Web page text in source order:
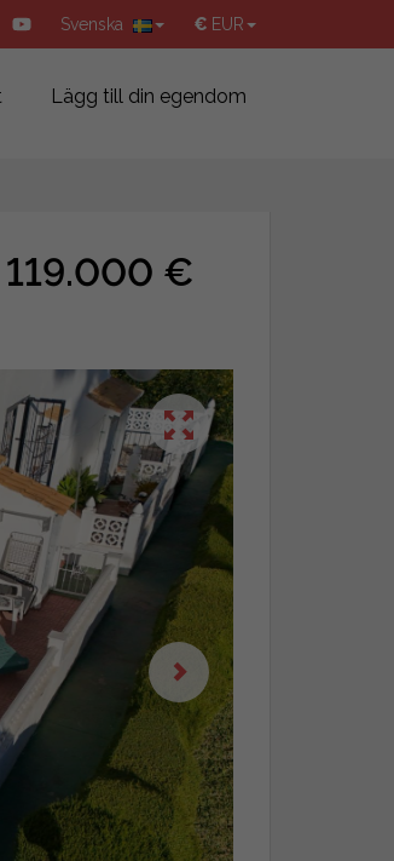
€ EUR
Svenska
Lägg till din egendom
€